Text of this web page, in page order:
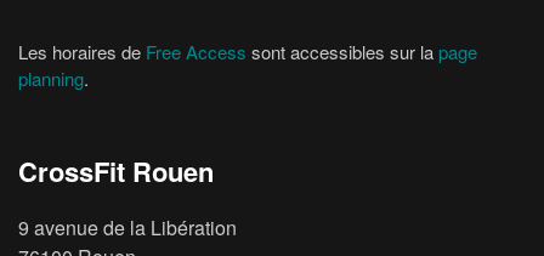
Les horaires de Free Access sont accessibles sur la page
planning.
CrossFit Rouen
9 avenue de la Libération